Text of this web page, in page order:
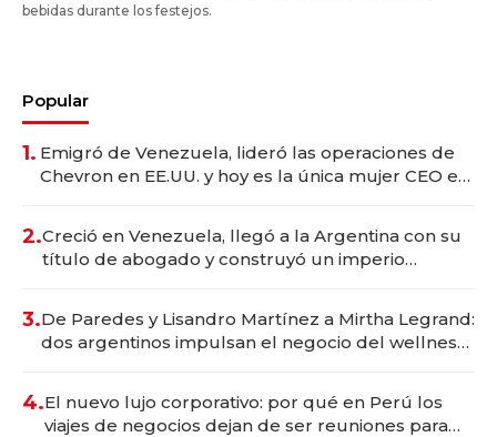
bebidas durante los festejos.
Popular
1. Emigró de Venezuela, lideró las operaciones de
Chevron en EE.UU. y hoy es la única mujer CEO en
2.Creció en Venezuela, llegó a la Argentina con su
título de abogado y construyó un imperio
3.De Paredes y Lisandro Martínez a Mirtha Legrand:
dos argentinos impulsan el negocio del wellness
4.El nuevo lujo corporativo: por qué en Perú los
viajes de negocios dejan de ser reuniones para